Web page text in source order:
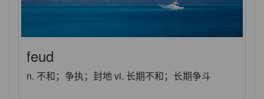
feud
n. 不和；争执；封地 vi. 长期不和；长期争斗